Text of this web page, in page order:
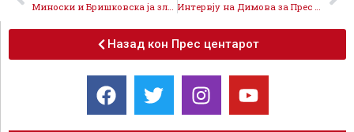
Миноски и Бришковска ја злоупотребиле службената должност, поднесуваме кривични пријави Интервју на Димова за Прес 24
Назад кон Прес центарот